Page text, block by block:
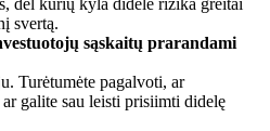
svertą.
sąskaitų prarandami
Turėtumėte pagalvoti, ar
galite sau leisti prisiimti didelę